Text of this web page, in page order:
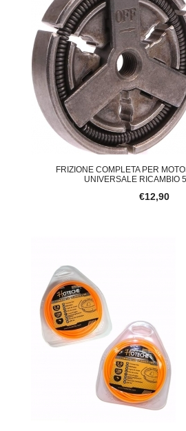
FRIZIONE COMPLETA PER
UNIVERSALE RICAMBIO
€12,90